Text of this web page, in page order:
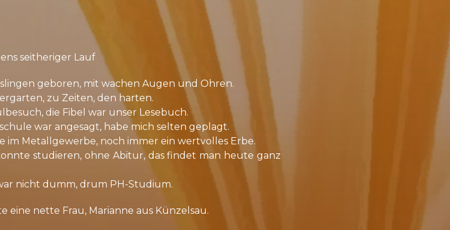
seit­he­ri­ger Lauf
ge­bo­ren, mit wa­chen Au­gen und Oh­ren.
zu Zei­ten, den har­ten.
die Fi­bel war un­ser Le­se­buch.
war an­ge­sagt, ha­be mich sel­ten ge­plagt.
im Me­tall­ge­wer­be, noch im­mer ein wert­vol­les Er­be.
stu­die­ren, oh­ne Abi­tur, das fin­det man heu­te ganz
nicht dumm, drum PH-Stu­di­um.
ei­ne net­te Frau, Ma­ri­an­ne aus Kün­zels­au.